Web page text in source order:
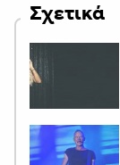
Σχετικά